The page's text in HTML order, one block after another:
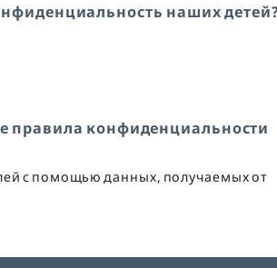
наших
правила конфиденциальности
с помощью данных, получаемых от